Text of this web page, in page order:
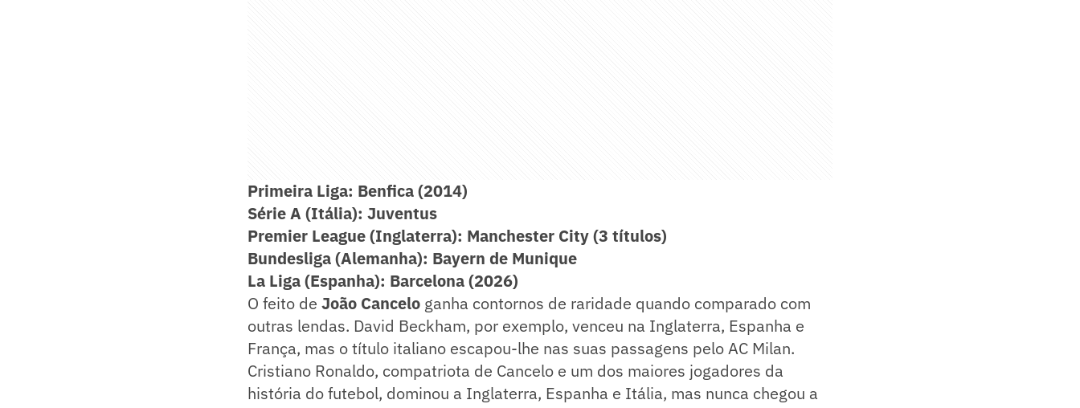
Primeira Liga: Benfica (2014)
Série A (Itália): Juventus
Premier League (Inglaterra): Manchester City (3 títulos)
Bundesliga (Alemanha): Bayern de Munique
La Liga (Espanha): Barcelona (2026)
O feito de João Cancelo ganha contornos de raridade quando comparado com
outras lendas. David Beckham, por exemplo, venceu na Inglaterra, Espanha e
França, mas o título italiano escapou-lhe nas suas passagens pelo AC Milan.
Cristiano Ronaldo, compatriota de Cancelo e um dos maiores jogadores da
história do futebol, dominou a Inglaterra, Espanha e Itália, mas nunca chegou a